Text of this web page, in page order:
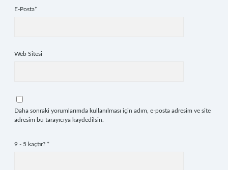
E-Posta*
Web Sitesi
Daha sonraki yorumlarımda kullanılması için adım, e-posta adresim ve site
adresim bu tarayıcıya kaydedilsin.
9 - 5 kaçtır? *